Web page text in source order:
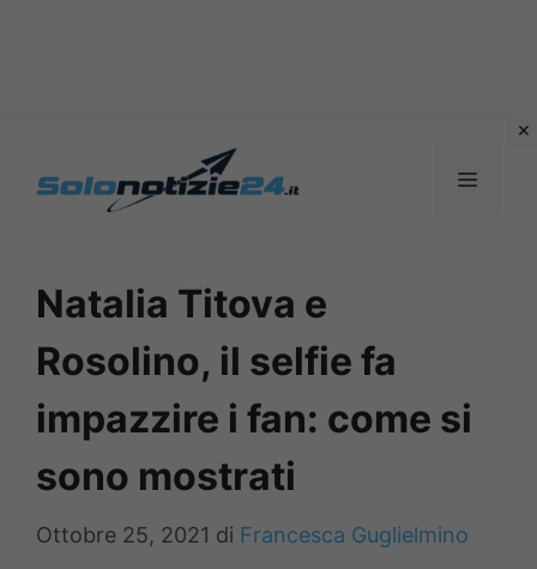
MENU
Natalia Titova e
Rosolino, il selfie fa
impazzire i fan: come si
sono mostrati
Ottobre 25, 2021 di Francesca Guglielmino